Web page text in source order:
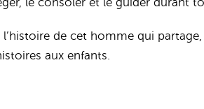
l’histoire de cet homme qui
aux enfants.